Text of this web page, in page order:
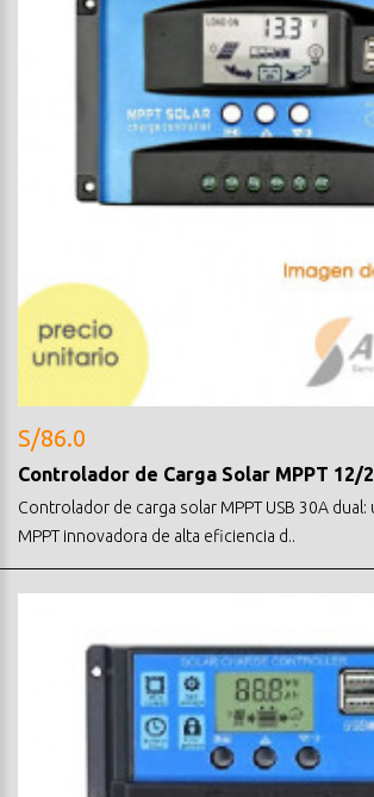
S/86.0
Controlador de Carga Solar MPPT 12/
Controlador de carga solar MPPT USB 30A
MPPT innovadora de alta eficiencia d..